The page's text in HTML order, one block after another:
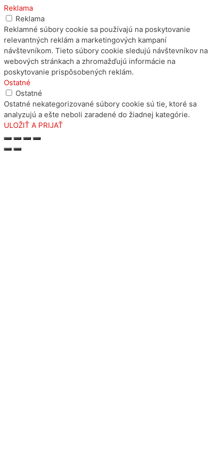
Reklama
Reklama
Reklamné súbory cookie sa používajú na poskytovanie
relevantných reklám a marketingových kampaní
návštevníkom. Tieto súbory cookie sledujú návštevníkov na
webových stránkach a zhromažďujú informácie na
poskytovanie prispôsobených reklám.
Ostatné
Ostatné
Ostatné nekategorizované súbory cookie sú tie, ktoré sa
analyzujú a ešte neboli zaradené do žiadnej kategórie.
ULOŽIŤ A PRIJAŤ